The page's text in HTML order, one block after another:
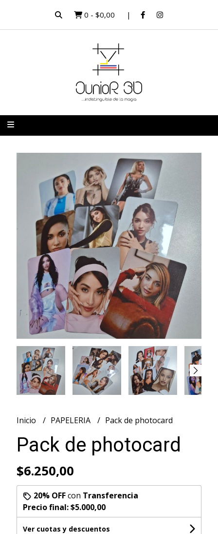
0 - $0,00
Inicio PAPELERIA Pack de photocard
Pack de photocard
$6.250,00
20% OFFcon Transferencia
Precio final:$5.000,00
Ver cuotas y descuentos